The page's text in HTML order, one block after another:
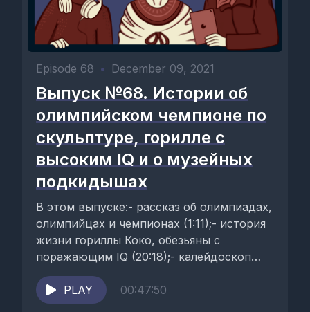
Episode 68 • December 09, 2021
Выпуск №68. Истории об
олимпийском чемпионе по
скульптуре, горилле с
высоким IQ и о музейных
подкидышах
В этом выпуске:- рассказ об олимпиадах,
олимпийцах и чемпионах (1:11);- история
жизни гориллы Коко, обезьяны с
поражающим IQ (20:18);- калейдоскоп
историй о «подкидышах» в...
PLAY
00:47:50